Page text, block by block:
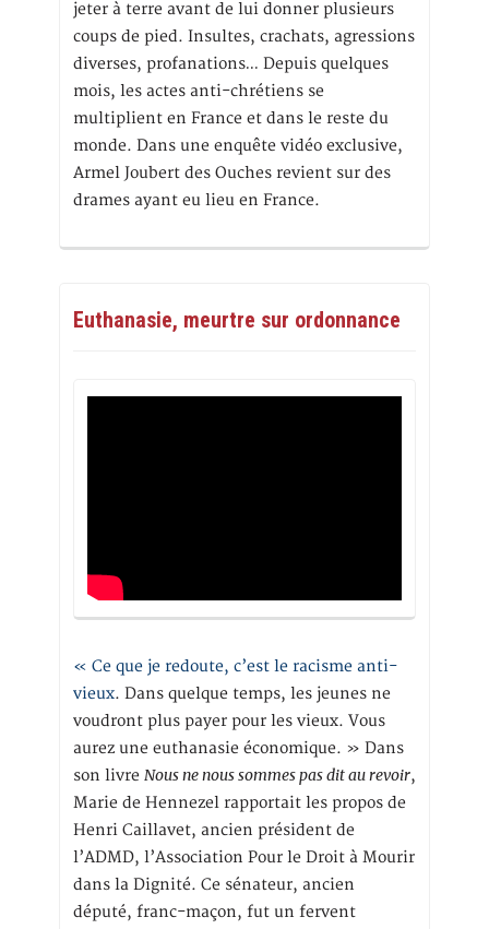
jeter à terre avant de lui donner plusieurs
coups de pied. Insultes, crachats, agressions
diverses, profanations… Depuis quelques
mois, les actes anti-chrétiens se
multiplient en France et dans le reste du
monde. Dans une enquête vidéo exclusive,
Armel Joubert des Ouches revient sur des
drames ayant eu lieu en France.
Euthanasie, meurtre sur ordonnance
« Ce que je redoute, c’est le racisme anti-
vieux. Dans quelque temps, les jeunes ne
voudront plus payer pour les vieux. Vous
aurez une euthanasie économique. » Dans
son livre Nous ne nous sommes pas dit au revoir,
Marie de Hennezel rapportait les propos de
Henri Caillavet, ancien président de
l’ADMD, l’Association Pour le Droit à Mourir
dans la Dignité. Ce sénateur, ancien
député, franc-maçon, fut un fervent